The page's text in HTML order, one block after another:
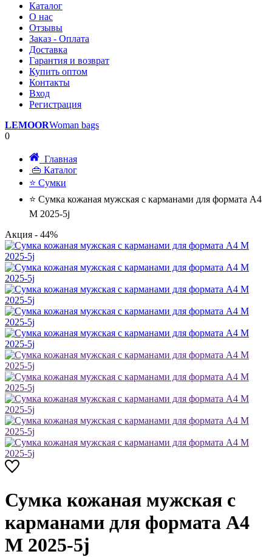
Каталог
О нас
Отзывы
Заказ - Оплата
Доставка
Гарантия и возврат
Купить оптом
Контакты
Вход
Регистрация
LEMOORWoman bags
0
Главная
👜 Каталог
⭐ Сумки
⭐ Сумка кожаная мужская с карманами для формата А4
M 2025-5j
Акция - 44%
Сумка кожаная мужская с
карманами для формата А4
M 2025-5j